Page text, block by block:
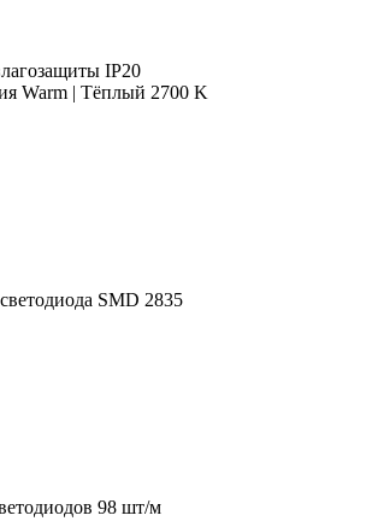
IP20
Warm | Тёплый 2700 K
SMD 2835
98 шт/м